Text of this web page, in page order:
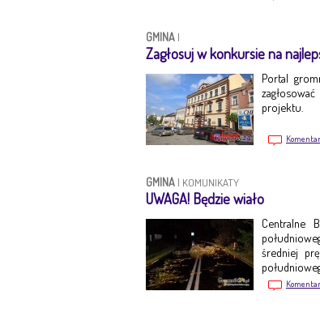
GMINA |
Zagłosuj w konkursie na
Portal
projektu.
GMINA | KOMUNIKATY
UWAGA! Będzie wiało
Centralne
średniej
jest ważne